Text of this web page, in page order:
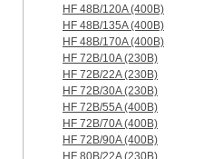
HF 48B/120A (400B)
HF 48B/135A (400B)
HF 48B/170A (400B)
HF 72B/10A (230B)
HF 72B/22A (230B)
HF 72B/30A (230B)
HF 72B/55A (400B)
HF 72B/70A (400B)
HF 72B/90A (400B)
HF 80B/22A (230B)